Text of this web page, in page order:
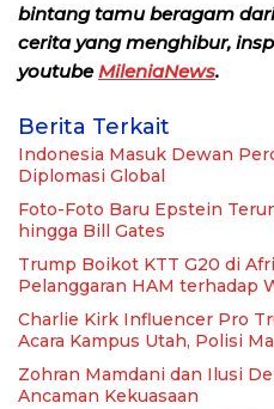
bintang tamu beragam
cerita yang menghibur,
youtubeMileniaNews.
Berita Terkait
Indonesia Masuk Dewan
Diplomasi Global
Foto-Foto Baru Epstein
hingga Bill Gates
Trump Boikot KTT G20 di
Pelanggaran HAM terhadap
Charlie Kirk Influencer Pro
Acara Kampus Utah, Polisi
Zohran Mamdani dan Ilusi
Ancaman Kekuasaan